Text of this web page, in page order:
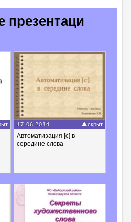
презентаци
17.06.2014 скрыт
Автоматизация [с] в
середине слова